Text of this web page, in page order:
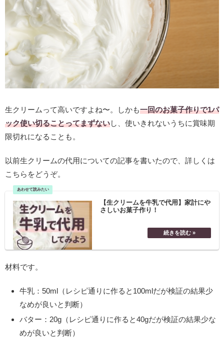
生クリームって高いですよね〜。しかも一回のお菓子作りで1パ
ック使い切ることってまずないし、使いきれないうちに賞味期
限切れになることも。
以前生クリームの代用についての記事を書いたので、詳しくは
こちらをどうぞ。
【生クリームを牛乳で代用】家計にや
さしいお菓子作り！
材料です。
牛乳：50ml（レシピ通りに作ると100mlだが検証の結果少
なめが良いと判断）
バター：20g（レシピ通りに作ると40gだが検証の結果少な
めが良いと判断）